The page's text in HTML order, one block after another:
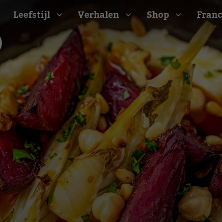
Barbecue recepten
Camping recepten
Picknick recepten
Salade recepten
Zomer recepten
Bekijk alle recepten
Leefstijl Verhalen Shop